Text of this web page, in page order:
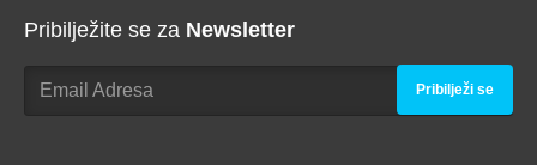
Pribilježite se za Newsletter
Pribilježi se